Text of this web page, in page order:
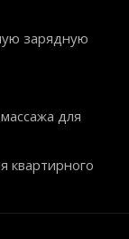
зарядную
для
квартирного